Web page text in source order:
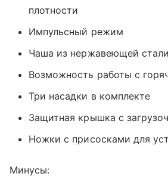
плотности
Импульсный режим
Чаша из нержавеющей
Возможность работы с
Три насадки в комплекте
Защитная крышка с
Ножки с присосками для
Минусы: